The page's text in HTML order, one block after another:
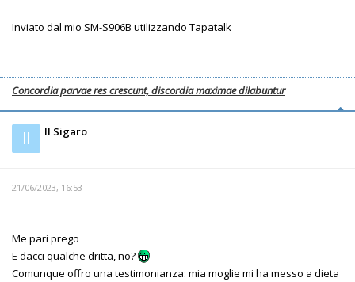
Inviato dal mio SM-S906B utilizzando Tapatalk
Concordia parvae res crescunt, discordia maximae dilabuntur
Il Il Sigaro
21/06/2023, 16:53
Me pari prego
E dacci qualche dritta, no?
Comunque offro una testimonianza: mia moglie mi ha messo a dieta